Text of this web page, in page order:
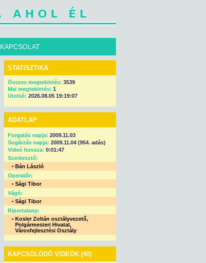
KAPCSOLAT
STATISZTIKA
Összes megtekintés: 3539
Mai megtekintés: 1
Utolsó: 2026.08.05 19:19:07
ADATLAP
Forgatás napja: 2009.11.03
Sugárzás napja: 2009.11.04 (954. adás)
Videó hossza: 0:01:47
Szerkesztő:
• Bán László
Operatőr:
• Sági Tibor
Vágó:
• Sági Tibor
Riportalany:
• Kosler Zoltán osztályvezető,
Polgármesteri Hivatal,
Városfejlesztési Osztály
KAPCSOLÓDÓ VIDEÓK (40)